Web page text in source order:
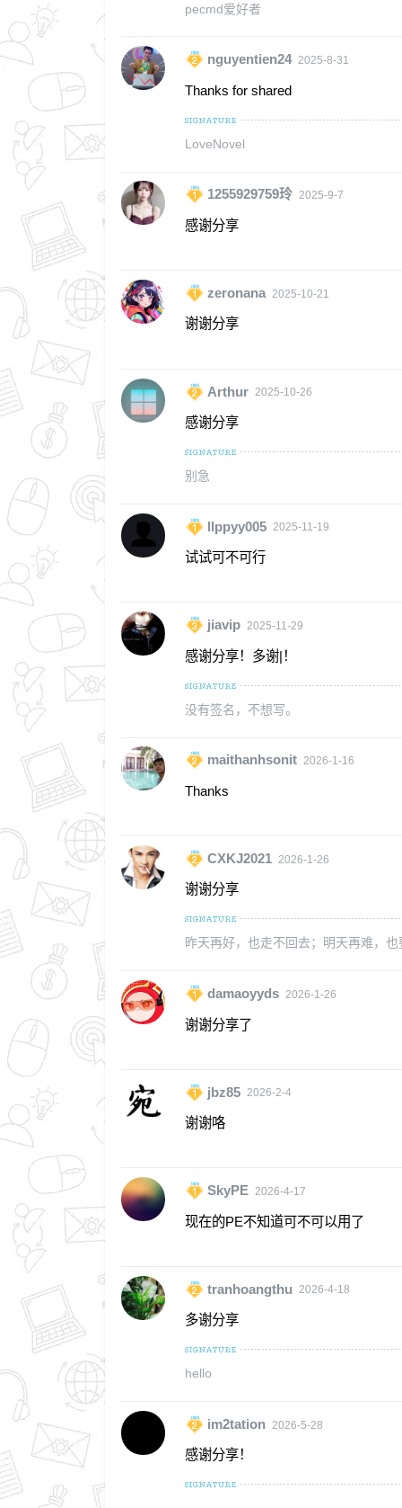
pecmd爱好者
nguyentien24 2025-8-31
Thanks for shared
LoveNovel
1255929759玲 2025-9-7
感谢分享
zeronana 2025-10-21
谢谢分享
Arthur 2025-10-26
感谢分享
别急
llppyy005 2025-11-19
试试可不可行
jiavip 2025-11-29
感谢分享！多谢|！
没有签名，不想写。
maithanhsonit 2026-1-16
Thanks
CXKJ2021 2026-1-26
谢谢分享
昨天再好，也走不回去；明天再难，
damaoyyds 2026-1-26
谢谢分享了
jbz85 2026-2-4
谢谢咯
SkyPE 2026-4-17
现在的PE不知道可不可以用了
tranhoangthu 2026-4-18
多谢分享
hello
im2tation 2026-5-28
感谢分享！